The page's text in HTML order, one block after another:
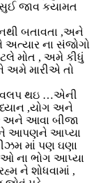
જાવ કયામત
બતાવતા ,અને
અત્યાર ના સંજોગો
મોત , અમે કીધું
અમે મારીએ તો
ડેવલપ થઇ …એની
,યોગ અને
અને આવા બીજા
આપણને આપ્યા
માં પણ ઘણા
ના ભોગ આપ્યા
ને શોધવામાં ,